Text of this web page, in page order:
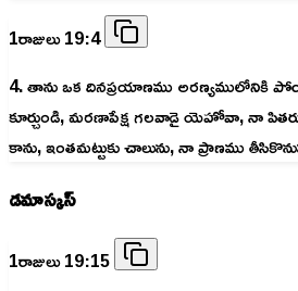
1రాజులు 19:4
4. తాను ఒక దినప్రయాణము అరణ్యములోనికి
కూర్చుండి, మరణాపేక్ష గలవాడై యెహోవా, నా
కాను, ఇంతమట్టుకు చాలును, నా ప్రాణము
డమాస్కస్
1రాజులు 19:15